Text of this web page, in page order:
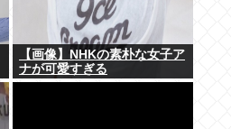
【画像】NHKの素朴な女子ア
ナが可愛すぎる